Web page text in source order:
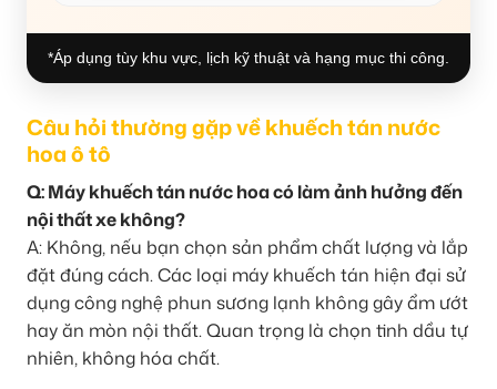
*Áp dụng tùy khu vực, lịch kỹ thuật và hạng mục thi công.
Câu hỏi thường gặp về khuếch tán nước
hoa ô tô
Q: Máy khuếch tán nước hoa có làm ảnh hưởng đến
nội thất xe không?
A: Không, nếu bạn chọn sản phẩm chất lượng và lắp
đặt đúng cách. Các loại máy khuếch tán hiện đại sử
dụng công nghệ phun sương lạnh không gây ẩm ướt
hay ăn mòn nội thất. Quan trọng là chọn tinh dầu tự
nhiên, không hóa chất.